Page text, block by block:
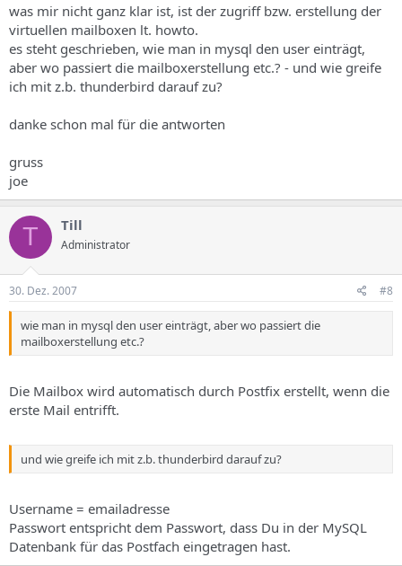
was mir nicht ganz klar ist, ist der zugriff bzw. erstellung der
virtuellen mailboxen lt. howto.
es steht geschrieben, wie man in mysql den user einträgt,
aber wo passiert die mailboxerstellung etc.? - und wie greife
ich mit z.b. thunderbird darauf zu?
danke schon mal für die antworten
gruss
joe
T Till
Administrator
30. Dez. 2007 #8
wie man in mysql den user einträgt, aber wo passiert die
mailboxerstellung etc.?
Die Mailbox wird automatisch durch Postfix erstellt, wenn die
erste Mail entrifft.
und wie greife ich mit z.b. thunderbird darauf zu?
Username = emailadresse
Passwort entspricht dem Passwort, dass Du in der MySQL
Datenbank für das Postfach eingetragen hast.